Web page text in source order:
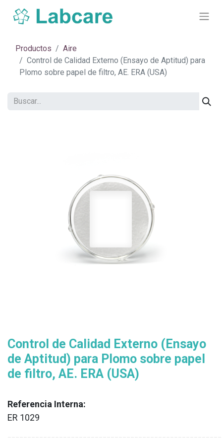
Productos
Aire
Control de Calidad Externo (Ensayo de Aptitud) para
Plomo sobre papel de filtro, AE. ERA (USA)
Control de Calidad Externo (Ensayo
de Aptitud) para Plomo sobre papel
de filtro, AE. ERA (USA)
Referencia Interna:
ER 1029